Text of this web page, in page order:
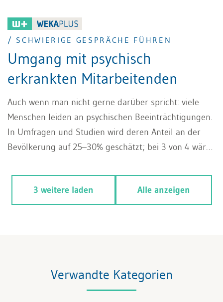
/ SCHWIERIGE GESPRÄCHE FÜHREN
Umgang mit psychisch
erkrankten Mitarbeitenden
Auch wenn man nicht gerne darüber spricht: viele
Menschen leiden an psychischen Beeinträchtigungen.
In Umfragen und Studien wird deren Anteil an der
Bevölkerung auf 25–30% geschätzt; bei 3 von 4 wäre
Knapp die Hälfte der Neuanmeldungen bei den IV-
Stellen beruht auf psychischen Erkrankungen.
Erfahren Sie, wie Sie als HR-Ansprechperson
3 weitere laden Alle anzeigen
Verwandte Kategorien